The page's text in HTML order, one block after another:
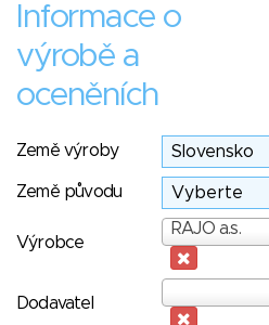
Informace o
výrobě a
oceněních
Země výroby
Země původu
Výrobce
RAJO a.s.
Výrobce
Dodavatel